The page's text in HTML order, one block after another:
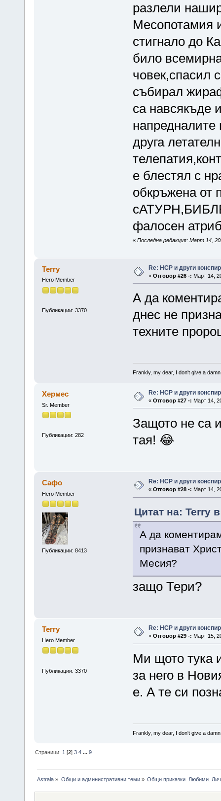
разлели
Месопотамия
стигнало до
било
човек,спасил
събирал
са навсякъде
друга
е блестял с
обкръжена от
фалосен
« Последна редакция: Март 14,
Terry
Hero Member
Публикации: 3370
Re: НСР и други
« Отговор #26 -: Март 14,
А да
днес не
техните
Frankly, my dear, I don't give a
Хермес
Sr. Member
Публикации: 282
Re: НСР и други
« Отговор #27 -: Март 14,
Защото не са
тая! 😂
Сафо
Hero Member
Публикации: 8413
Re: НСР и други
« Отговор #28 -: Март 14,
Цитат на: Terry
А да
признават
Месия?
защо Тери?
Terry
Hero Member
Публикации: 3370
Re: НСР и други
« Отговор #29 -: Март 15,
Ми щото тука
за него в
е. А те си
Frankly, my dear, I don't give a
Страници: 1 [2]3 4 ...9
Astrala » Общи и административни теми» Общи приказки. Любими.